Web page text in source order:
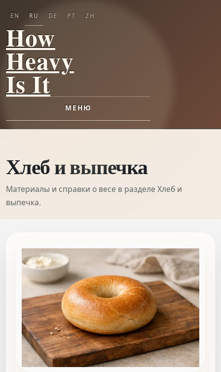
How
Heavy
Is It
МЕНЮ
EN RU DE PT ZH
Хлеб и выпечка
Материалы и справки о весе в разделе Хлеб и
выпечка.